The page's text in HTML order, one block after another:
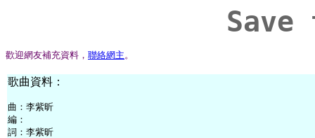
歡迎網友補充資料， 聯絡網主。
歌曲資料：
曲： 李紫昕
編：
詞： 李紫昕